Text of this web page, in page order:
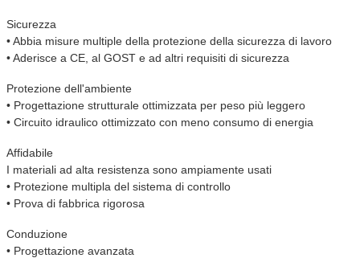
Sicurezza
• Abbia misure multiple della protezione della sicurezza di lavoro
• Aderisce a CE, al GOST e ad altri requisiti di sicurezza
Protezione dell'ambiente
• Progettazione strutturale ottimizzata per peso più leggero
• Circuito idraulico ottimizzato con meno consumo di energia
Affidabile
I materiali ad alta resistenza sono ampiamente usati
• Protezione multipla del sistema di controllo
• Prova di fabbrica rigorosa
Conduzione
• Progettazione avanzata